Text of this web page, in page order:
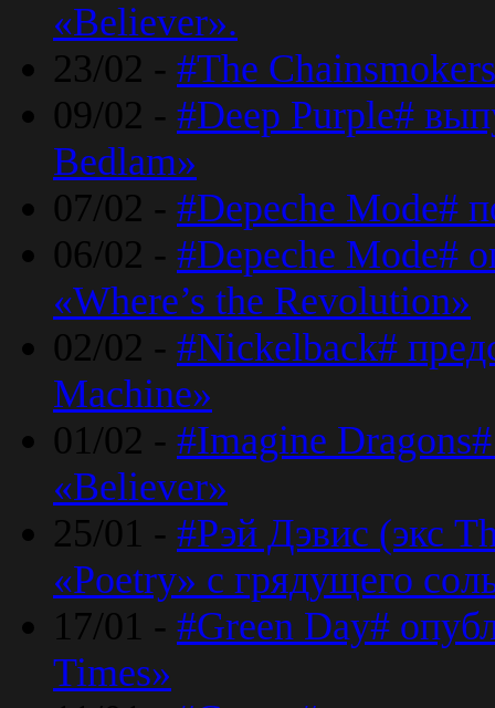
«Believer».
23/02 - #The
09/02 - #Deep Purple#
Bedlam»
07/02 - #Depeche Mode#
06/02 - #Depeche Mode#
«Where’s the Revolution»
02/02 - #Nickelback#
Machine»
01/02 - #Imagine
«Believer»
25/01 - #Рэй Дэвис (экс
«Poetry» с грядущего
17/01 - #Green Day#
Times»